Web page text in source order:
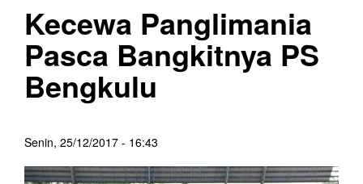
Kecewa Panglimania
Pasca Bangkitnya PS
Bengkulu
Senin, 25/12/2017 - 16:43